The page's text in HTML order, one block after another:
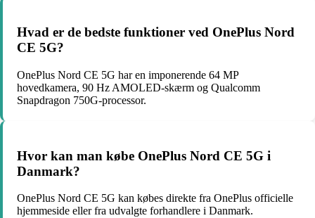
Hvad er de bedste funktioner ved OnePlus Nord
CE 5G?
OnePlus Nord CE 5G har en imponerende 64 MP
hovedkamera, 90 Hz AMOLED-skærm og Qualcomm
Snapdragon 750G-processor.
Hvor kan man købe OnePlus Nord CE 5G i
Danmark?
OnePlus Nord CE 5G kan købes direkte fra OnePlus officielle
hjemmeside eller fra udvalgte forhandlere i Danmark.